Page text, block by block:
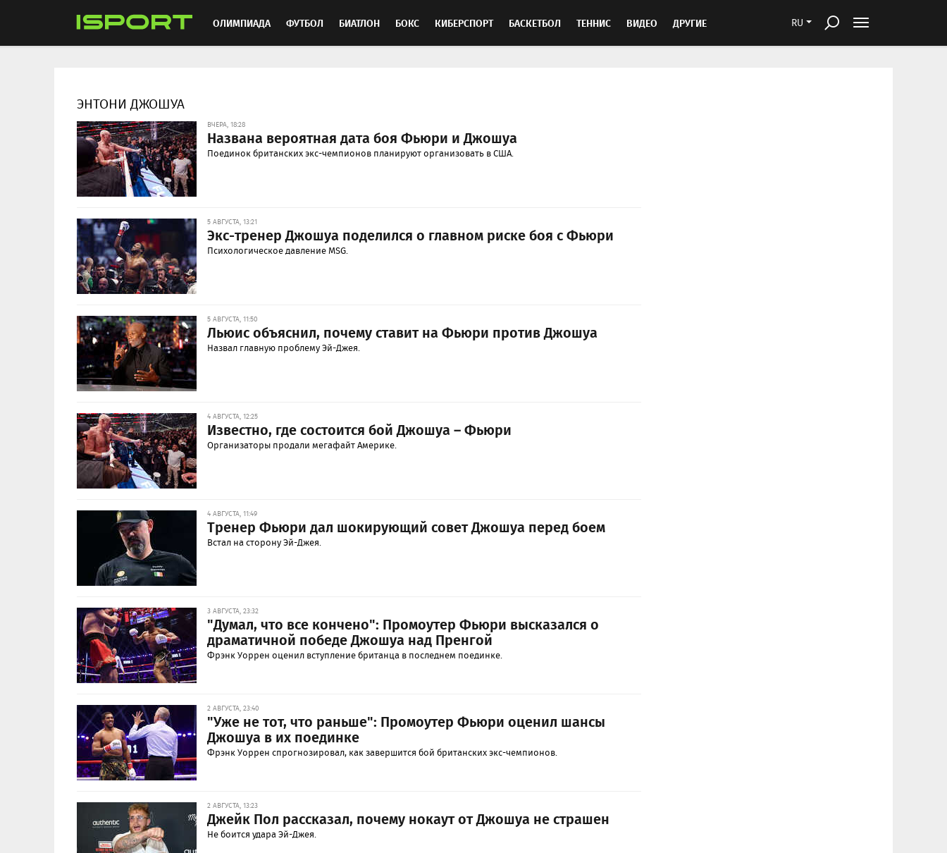
RU
ОЛИМПИАДА ФУТБОЛ БИАТЛОН БОКС КИБЕРСПОРТ БАСКЕТБОЛ ТЕННИС ВИДЕО ДРУГИЕ
ЭНТОНИ ДЖОШУА
ВЧЕРА, 18:28
Названа вероятная дата боя Фьюри и Джошуа
Поединок британских экс-чемпионов планируют организовать в США.
5 АВГУСТА, 13:21
Экс-тренер Джошуа поделился о главном риске боя с Фьюри
Психологическое давление MSG.
5 АВГУСТА, 11:50
Льюис объяснил, почему ставит на Фьюри против Джошуа
Назвал главную проблему Эй-Джея.
4 АВГУСТА, 12:25
Известно, где состоится бой Джошуа – Фьюри
Организаторы продали мегафайт Америке.
4 АВГУСТА, 11:49
Тренер Фьюри дал шокирующий совет Джошуа перед боем
Встал на сторону Эй-Джея.
3 АВГУСТА, 23:32
"Думал, что все кончено": Промоутер Фьюри высказался о
драматичной победе Джошуа над Пренгой
Фрэнк Уоррен оценил вступление британца в последнем поединке.
2 АВГУСТА, 23:40
"Уже не тот, что раньше": Промоутер Фьюри оценил шансы
Джошуа в их поединке
Фрэнк Уоррен спрогнозировал, как завершится бой британских экс-чемпионов.
2 АВГУСТА, 13:23
Джейк Пол рассказал, почему нокаут от Джошуа не страшен
Не боится удара Эй-Джея.